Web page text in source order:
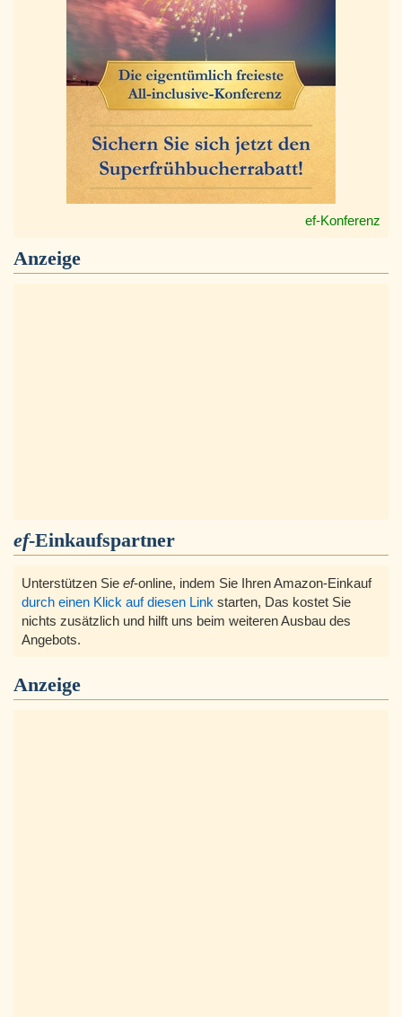
ef-Konferenz
Anzeige
ef-Einkaufspartner
Unterstützen Sie ef-online, indem Sie Ihren Amazon-Einkauf
durch einen Klick auf diesen Link starten, Das kostet Sie
nichts zusätzlich und hilft uns beim weiteren Ausbau des
Angebots.
Anzeige